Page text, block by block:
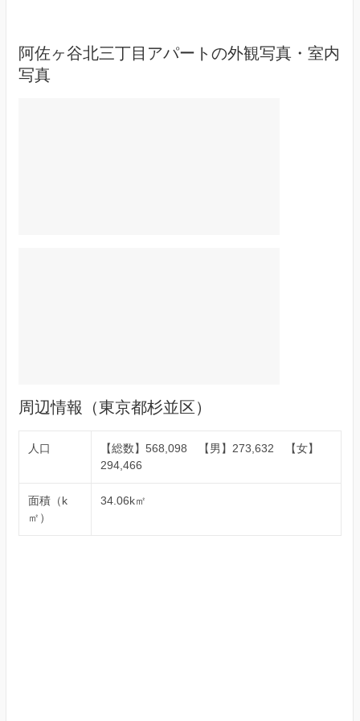
阿佐ヶ谷北三丁目アパートの外観写真・室内
写真
周辺情報（東京都杉並区）
人口
【総数】568,098 【男】273,632 【女】
294,466
面積（k
㎡）
34.06k㎡